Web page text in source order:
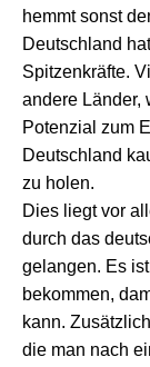
hemmt sonst
Deutschland
Spitzenkräfte.
andere Länder,
Potenzial zum
Deutschland
zu holen.
Dies liegt vor
durch das
gelangen. Es
bekommen,
kann.
die man nach